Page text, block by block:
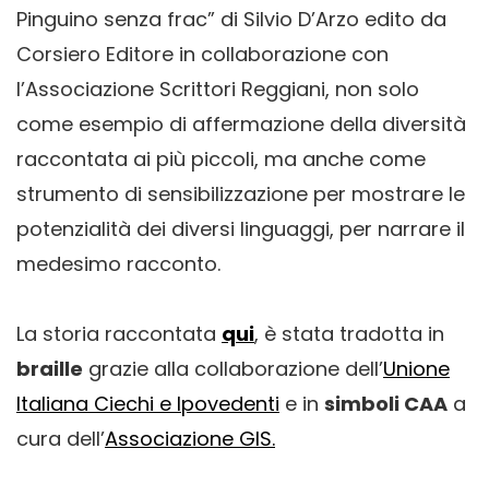
Pinguino senza frac” di Silvio D’Arzo edito da
Corsiero Editore in collaborazione con
l’Associazione Scrittori Reggiani, non solo
come esempio di affermazione della diversità
raccontata ai più piccoli, ma anche come
strumento di sensibilizzazione per mostrare le
potenzialità dei diversi linguaggi, per narrare il
medesimo racconto.
La storia raccontata qui, è stata tradotta in
braille grazie alla collaborazione dell’Unione
Italiana Ciechi e Ipovedenti e in simboli CAA a
cura dell’Associazione GIS.